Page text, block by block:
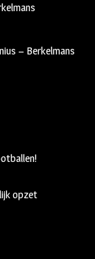
– Berkelmans
opzet